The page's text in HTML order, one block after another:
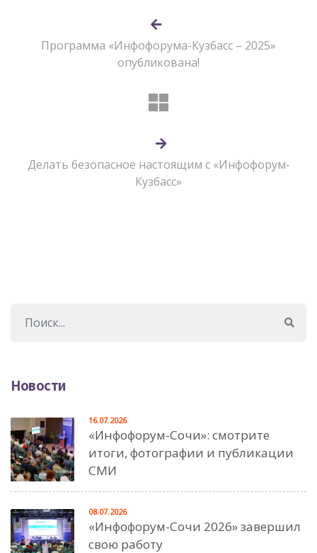
Программа «Инфофорума-Кузбасс – 2025»
опубликована!
Делать безопасное настоящим с «Инфофорум-
Кузбасс»
Новости
«Инфофорум-Сочи»: смотрите
итоги, фотографии и публикации
СМИ
16.07.2026
«Инфофорум-Сочи 2026» завершил
свою работу
08.07.2026